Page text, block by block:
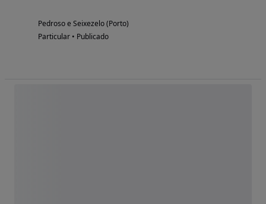
Pedroso e Seixezelo (Porto)
Particular • Publicado